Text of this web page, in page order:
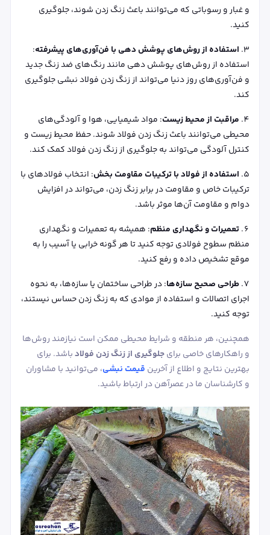
و غبار و رسوباتی که می‌توانند باعث زنگ زدن شوند، جلوگیری
کنید.
استفاده از روش‌های پوشش‌ دهی با فن‌آوری‌های پیشرفته:
استفاده از روش‌های پوشش‌ دهی مانند رنگ‌های ضد زنگ جدید
و فن‌آوری‌های روز دنیا می‌تواند از زنگ زدن فولاد نبشی جلوگیری
کند.
مراقبت از محیط زیست: مواد شیمیایی، هوا و آلودگی‌های
محیطی می‌توانند باعث زنگ زدن فولاد شوند. حفظ محیط زیست و
کنترل آلودگی می‌تواند به جلوگیری از زنگ زدن فولاد کمک کند.
استفاده از فولاد با ترکیبات مقاومت‌ بخش: انتخاب فولادهای با
ترکیبات خاص و مقاومت در برابر زنگ زدن، می‌تواند در افزایش
دوام و مقاومت آن‌ها موثر باشد.
تعمیرات و نگهداری منظم: همیشه به تعمیرات و نگهداری
منظم سطوح فولادی توجه کنید تا هر گونه خرابی یا آسیب را به
موقع تشخیص داده و رفع کنید.
طراحی صحیح سازه‌ها: در طراحی ساختمان یا سازه‌ها، به نحوه
اجرای اتصالات و استفاده از موادی که به زنگ زدن حساس نیستند،
توجه کنید.
همچنین، هر منطقه و شرایط محیطی ممکن است نیازمند روش‌ها
و راهکارهای خاصی برایجلوگیری از زنگ زدن فولادباشد. برای
بهترین نتایج و اطلاع از آخرین قیمت نبشی، می‌توانید با مشاوران
و کارشناسان ما در عصرآهن در ارتباط باشید.